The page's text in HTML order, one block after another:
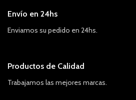
Envío en 24hs
Enviamos su pedido en 24hs.
Productos de Calidad
Trabajamos las mejores marcas.